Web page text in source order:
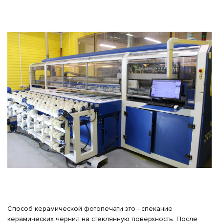
Способ керамической фотопечати это - спекание
керамических чернил на стеклянную поверхность. После